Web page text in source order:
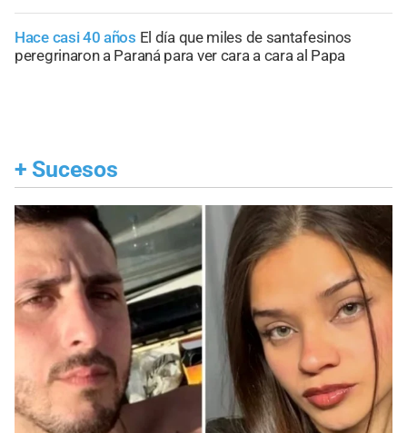
Hace casi 40 años El día que miles de santafesinos
peregrinaron a Paraná para ver cara a cara al Papa
+ Sucesos